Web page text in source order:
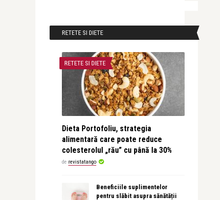
RETETE SI DIETE
RETETE SI DIETE
Dieta Portofoliu, strategia
alimentară care poate reduce
colesterolul „rău” cu până la 30%
de revistatango
Beneficiile suplimentelor
pentru slăbit asupra sănătății